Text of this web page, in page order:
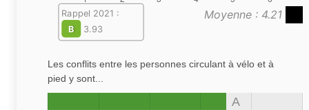
Moyenne : 4.21
Rappel 2021 :
B
3.93
Les conflits entre les personnes circulant à vélo et à
pied y sont...
A